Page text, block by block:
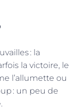
: la
la victoire, le
l’allumette ou
: un peu de